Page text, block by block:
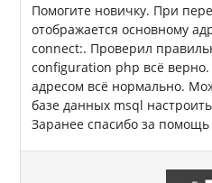
Помогите новичку. При
отображается основному
connect:. Проверил
configuration php всё верно.
адресом всё нормально.
базе данных msql
Заранее спасибо за помощь